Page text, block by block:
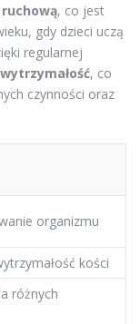
, co jest
gdy dzieci uczą
regularnej
wytrzymałość, co
czynności oraz
organizmu
kości
różnych